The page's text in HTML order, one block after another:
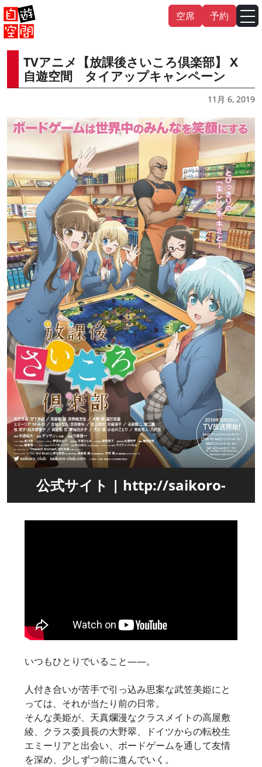
Skip
to
content
空席 予約
TVアニメ【放課後さいころ倶楽部】 X
自遊空間 タイアップキャンペーン
11月 6, 2019
公式サイト | http://saikoro-
club.com/
いつもひとりでいること——。
人付き合いが苦手で引っ込み思案な武笠美姫にと
っては、それが当たり前の日常。
そんな美姫が、天真爛漫なクラスメイトの高屋敷
綾、クラス委員長の大野翠、ドイツからの転校生
エミーリアと出会い、ボードゲームを通して友情
を深め、少しずつ前に進んでいく。
English 中文（繁體） 中文（简体
日本語